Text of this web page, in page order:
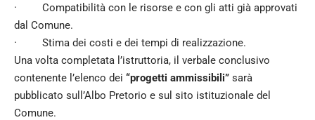
· Compatibilità con le risorse e con gli atti già approvati
dal Comune.
· Stima dei costi e dei tempi di realizzazione.
Una volta completata l’istruttoria, il verbale conclusivo
contenente l’elenco dei “progetti ammissibili” sarà
pubblicato sull’Albo Pretorio e sul sito istituzionale del
Comune.